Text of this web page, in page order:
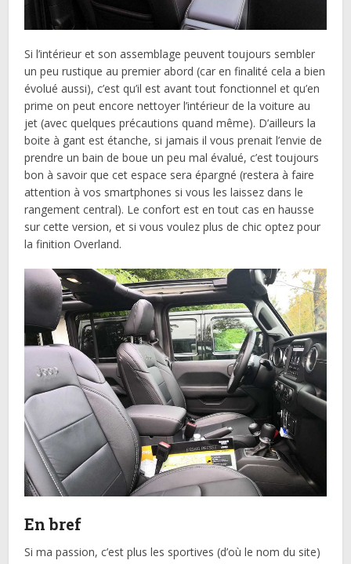
Si l’intérieur et son assemblage peuvent toujours sembler
un peu rustique au premier abord (car en finalité cela a bien
évolué aussi), c’est qu’il est avant tout fonctionnel et qu’en
prime on peut encore nettoyer l’intérieur de la voiture au
jet (avec quelques précautions quand même). D’ailleurs la
boite à gant est étanche, si jamais il vous prenait l’envie de
prendre un bain de boue un peu mal évalué, c’est toujours
bon à savoir que cet espace sera épargné (restera à faire
attention à vos smartphones si vous les laissez dans le
rangement central). Le confort est en tout cas en hausse
sur cette version, et si vous voulez plus de chic optez pour
la finition Overland.
En bref
Si ma passion, c’est plus les sportives (d’où le nom du site)